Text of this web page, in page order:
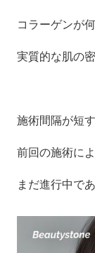
コラーゲンが
実質的な肌の
施術間隔が短す
前回の施術に
まだ進行中で